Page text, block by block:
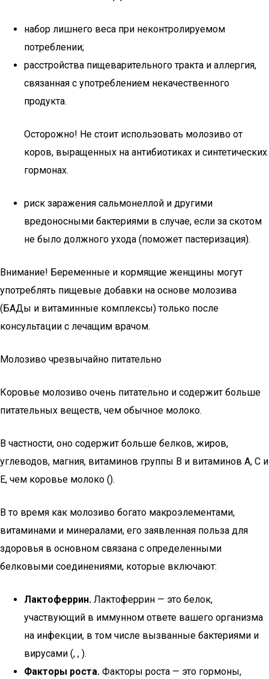
набор лишнего веса при неконтролируемом
потреблении;
расстройства пищеварительного тракта и аллергия,
связанная с употреблением некачественного
продукта.
Осторожно! Не стоит использовать молозиво от
коров, выращенных на антибиотиках и синтетических
гормонах.
риск заражения сальмонеллой и другими
вредоносными бактериями в случае, если за скотом
не было должного ухода (поможет пастеризация).
Внимание! Беременные и кормящие женщины могут
употреблять пищевые добавки на основе молозива
(БАДы и витаминные комплексы) только после
консультации с лечащим врачом.
Молозиво чрезвычайно питательно
Коровье молозиво очень питательно и содержит больше
питательных веществ, чем обычное молоко.
В частности, оно содержит больше белков, жиров,
углеводов, магния, витаминов группы В и витаминов А, С и
Е, чем коровье молоко ().
В то время как молозиво богато макроэлементами,
витаминами и минералами, его заявленная польза для
здоровья в основном связана с определенными
белковыми соединениями, которые включают:
Лактоферрин. Лактоферрин — это белок,
участвующий в иммунном ответе вашего организма
на инфекции, в том числе вызванные бактериями и
вирусами (, , ).
Факторы роста. Факторы роста — это гормоны,